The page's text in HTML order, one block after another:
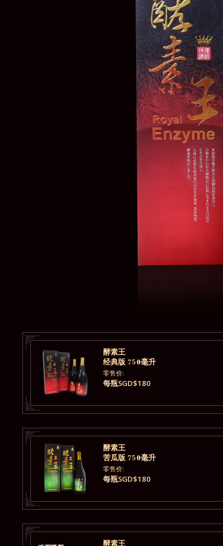
酵素王
经典版 750毫升
零售价:
每瓶SGD$180
酵素王
苦瓜版 750毫升
零售价:
每瓶SGD$180
酵素王